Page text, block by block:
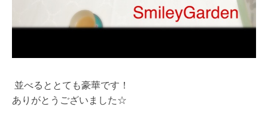
並べるととても豪華です！
ありがとうございました☆